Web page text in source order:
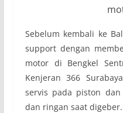
Sebelum kembali ke
support dengan
motor di Bengkel
Kenjeran 366
servis pada piston
dan ringan saat digeber.